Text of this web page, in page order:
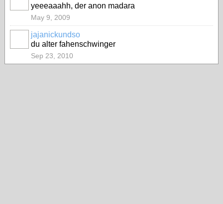
yeeeaaahh, der anon madara
May 9, 2009
jajanickundso
du alter fahenschwinger
Sep 23, 2010